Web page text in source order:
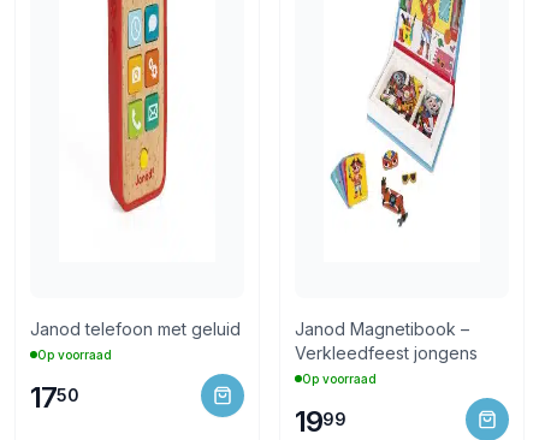
Janod telefoon met geluid
Op voorraad
1750
Janod Magnetibook –
Verkleedfeest jongens
Op voorraad
1999